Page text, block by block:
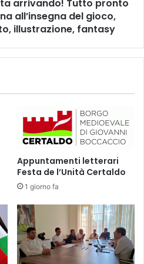
arrivando! Tutto pronto
all’insegna del gioco,
illustrazione, fantasy
Appuntamenti letterari
Festa de l’Unità Certaldo
1 giorno fa